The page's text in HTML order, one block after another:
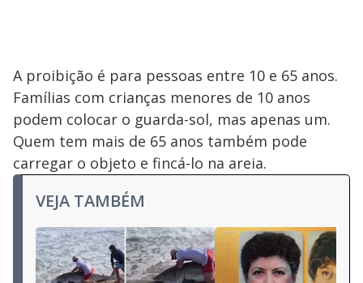
A proibição é para pessoas entre 10 e 65 anos.
Famílias com crianças menores de 10 anos
podem colocar o guarda-sol, mas apenas um.
Quem tem mais de 65 anos também pode
carregar o objeto e fincá-lo na areia.
VEJA TAMBÉM